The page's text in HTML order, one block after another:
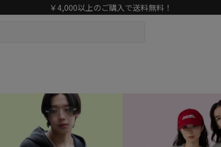
￥4,000以上のご購入で送料無料！